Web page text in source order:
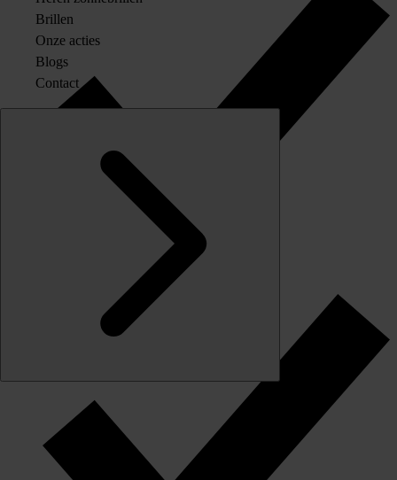
Originele merkglazen op sterkte
Brillen
Onze acties
Blogs
Contact